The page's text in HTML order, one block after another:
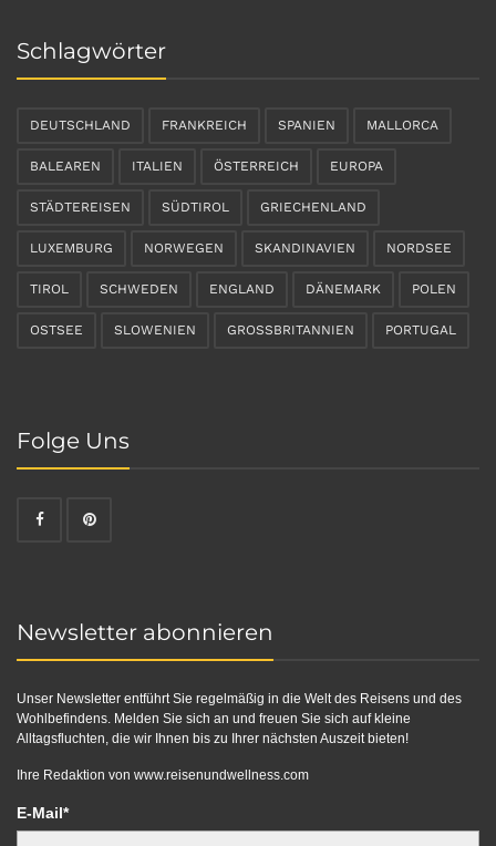
Schlagwörter
DEUTSCHLAND FRANKREICH SPANIEN MALLORCA
BALEAREN ITALIEN ÖSTERREICH EUROPA
STÄDTEREISEN SÜDTIROL GRIECHENLAND
LUXEMBURG NORWEGEN SKANDINAVIEN NORDSEE
TIROL SCHWEDEN ENGLAND DÄNEMARK POLEN
OSTSEE SLOWENIEN GROSSBRITANNIEN PORTUGAL
Folge Uns
Newsletter abonnieren
Unser Newsletter entführt Sie regelmäßig in die Welt des Reisens und des
Wohlbefindens. Melden Sie sich an und freuen Sie sich auf kleine
Alltagsfluchten, die wir Ihnen bis zu Ihrer nächsten Auszeit bieten!
Ihre Redaktion von www.reisenundwellness.com
E-Mail*